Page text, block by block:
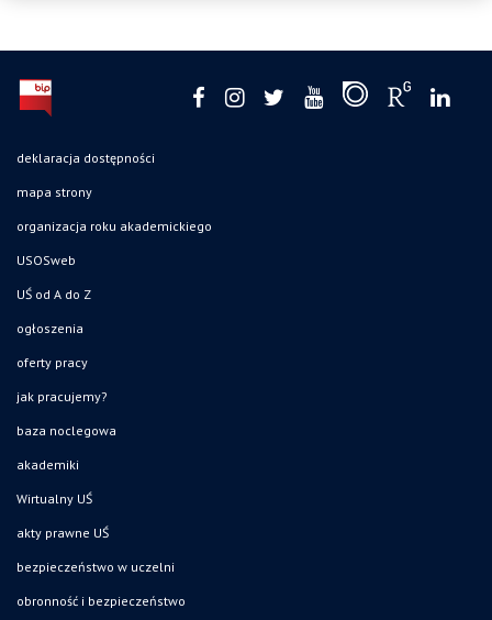
deklaracja dostępności
mapa strony
organizacja roku akademickiego
USOSweb
UŚ od A do Z
ogłoszenia
oferty pracy
jak pracujemy?
baza noclegowa
akademiki
Wirtualny UŚ
akty prawne UŚ
bezpieczeństwo w uczelni
obronność i bezpieczeństwo